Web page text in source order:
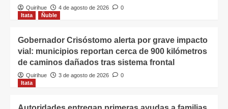
Quirihue 4 de agosto de 2026
0
Itata
Ñuble
Gobernador Crisóstomo alerta por grave impacto
vial: municipios reportan cerca de 900 kilómetros
de caminos dañados tras sistema frontal
Quirihue 3 de agosto de 2026
0
Itata